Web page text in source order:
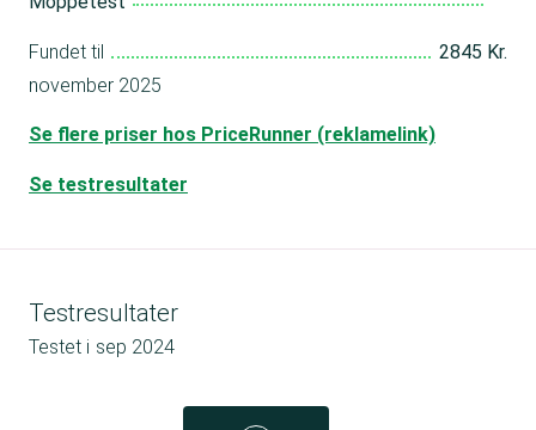
Fundet til
2845 Kr.
november 2025
Se flere priser hos PriceRunner (reklamelink)
Se testresultater
Testresultater
Testet i sep 2024